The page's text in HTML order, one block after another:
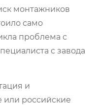
монтажников
само
проблема с
с завода
и
или российские